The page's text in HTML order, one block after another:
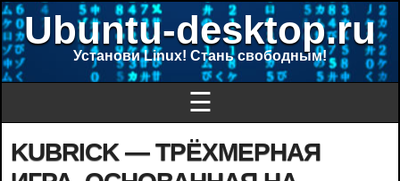
Ubuntu-desktop.ru
Установи Linux! Стань свободным!
☰
KUBRICK — ТРЁХМЕРНАЯ